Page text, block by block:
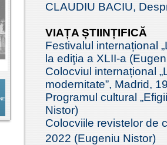
CLAUDIU BACIU,
VIAȚA ȘTIINȚIFICĂ
Festivalul internațional
la ediţia a XLII-a
Colocviul internațional
modernitate”, Madrid,
Programul cultural
Nistor)
Colocviile revistelor de
2022 (Eugeniu Nistor)